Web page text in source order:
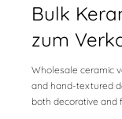
Bulk
zum
Wholesale ceramic
and hand-textured
both decorative and